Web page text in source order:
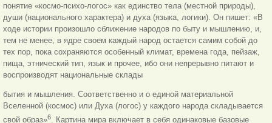
понятие «космо-психо-логос» как единство тела (местной природы),
души (национального характера) и духа (языка, логики). Он пишет: «В
ходе истории произошло сближение народов по быту и мышлению, и,
тем не менее, в ядре своем каждый народ остается самим собой до
тех пор, пока сохраняются особенный климат, времена года, пейзаж,
пища, этнический тип, язык и прочее, ибо они непрерывно питают и
воспроизводят национальные склады
бытия и мышления. Соответственно и о единой материальной
Вселенной (космос) или Духа (логос) у каждого народа складывается
свой образ»6. Картина мира включает в себя одинаковые базовые